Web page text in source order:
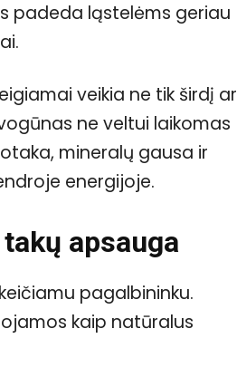
padeda ląstelėms geriau
veikia ne tik širdį ar
ne veltui laikomas
mineralų gausa ir
energijoje.
apsauga
pagalbininku.
kaip natūralus